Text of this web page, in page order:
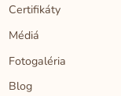
Certifikáty
Médiá
Fotogaléria
Blog